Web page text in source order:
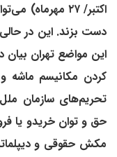
اکتبر/ ۲۷
دست بزند. این در
این مواضع تهران بیان
کردن مکانیسم ماشه
تحریم‌های سازمان
حق و توان خریدو یا
مکش حقوقی و